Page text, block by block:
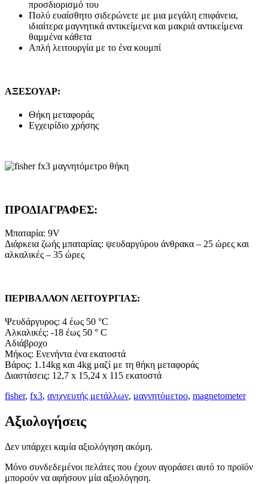
προσδιορισμό του
Πολύ ευαίσθητο σιδερώνετε με μια μεγάλη επιφάνεια,
ιδιαίτερα μαγνητικά αντικείμενα και μακριά αντικείμενα
θαμμένα κάθετα
Απλή λειτουργία με το ένα κουμπί
ΑΞΕΣΟΥΑΡ:
Θήκη μεταφοράς
Εγχειρίδιο χρήσης
ΠΡΟΔΙΑΓΡΑΦΕΣ:
Μπαταρία: 9V
Διάρκεια ζωής μπαταρίας: ψευδαργύρου άνθρακα – 25 ώρες και
αλκαλικές – 35 ώρες
ΠΕΡΙΒΑΛΛΟΝ ΛΕΙΤΟΥΡΓΙΑΣ:
Ψευδάργυρος: 4 έως 50 °C
Αλκαλικές: -18 έως 50 ° C
Αδιάβροχο
Μήκος: Ενενήντα ένα εκατοστά
Βάρος: 1.14kg και 4kg μαζί με τη θήκη μεταφοράς
Διαστάσεις: 12,7 x 15,24 x 115 εκατοστά
fisher, fx3, ανιχνευτής μετάλλων, μαγνητόμετρο, magnetometer
Αξιολογήσεις
Δεν υπάρχει καμία αξιολόγηση ακόμη.
Μόνο συνδεδεμένοι πελάτες που έχουν αγοράσει αυτό το προϊόν
μπορούν να αφήσουν μία αξιολόγηση.